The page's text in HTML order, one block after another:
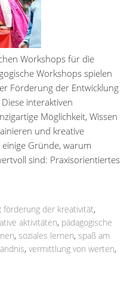
Workshops für die
Workshops spielen
Förderung der Entwicklung
interaktiven
Möglichkeit, Wissen
und kreative
Gründe, warum
sind: Praxisorientiertes
förderung der kreativität,
aktivitäten, pädagogische
, soziales lernen, spaß am
, vermittlung von werten,